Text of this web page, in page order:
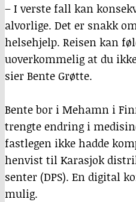
– I verste fall kan
alvorlige. Det er snakk
helsehjelp. Reisen kan
uoverkommelig at du
sier Bente Grøtte.
Bente bor i Mehamn i
trengte endring i
fastlegen ikke hadde
henvist til Karasjok
senter (DPS). En digital
mulig.